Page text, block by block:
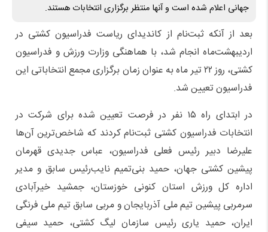
جهانی اعلام شده است و آنها منتظر برگزاری انتخابات هستند.
بعد از آنکه ثبت‌نام از کاندیدای ریاست فدراسیون کشتی در
اردیبهشت‌ماه انجام شد، با هماهنگی وزارت ورزش و فدراسیون
کشتی، روز ۲۲ تیر ماه به عنوان زمان برگزاری مجمع انتخاباتی این
فدراسیون تعیین شد.
در ابتدای راه ۱۵ نفر در فرصت تعیین شده برای شرکت در
انتخابات فدراسیون کشتی ثبت‌نام کردند که شاخص‌ترین آن‌ها
علیرضا دبیر رئیس فعلی فدراسیون، عباس جدیدی قهرمان
پیشین کشتی جهان، حمید بنی‌تمیم نایب‌رئیس سابق و مدیر
اداره کل ورزش استان کنونی خوزستان، جمشید خیرآبادی
سرمربی پیشین تیم ملی آذربایجان و مربی سابق تیم ملی فرنگی
ایران، حمید یاری رئیس سازمان لیگ کشتی، حمید سیفی